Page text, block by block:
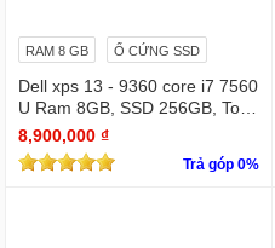
RAM 8 GB Ổ CỨNG SSD
Dell xps 13 - 9360 core i7 7560
U Ram 8GB, SSD 256GB, Touc
hscreen QHD (3200x1800)
8,900,000 ₫
Trả góp 0%